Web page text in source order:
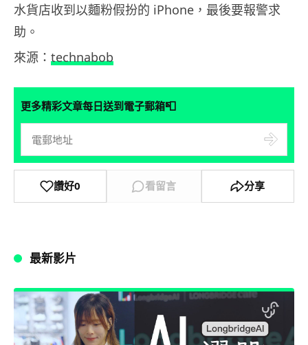
水貨店收到以麵粉假扮的 iPhone，最後要報警求
助。
來源： technabob
更多精彩文章每日送到電子郵箱📮
讚好0 看留言 分享
最新影片